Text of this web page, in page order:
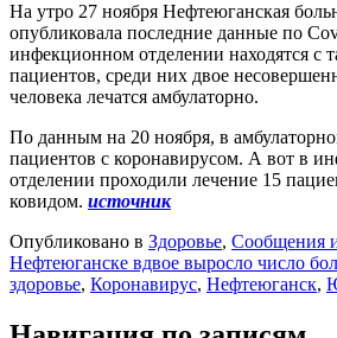
На утро 27 ноября Нефтеюганская
опубликовала последние данные по
инфекционном отделении находятся с
пациентов, среди них двое
человека лечатся амбулаторно.
По данным на 20 ноября, в
пациентов с коронавирусом. А вот в
отделении проходили лечение 15
ковидом. источник
Опубликовано в Здоровье, Сообщения
Нефтеюганске вдвое выросло число
здоровье, Коронавирус, Нефтеюганск,